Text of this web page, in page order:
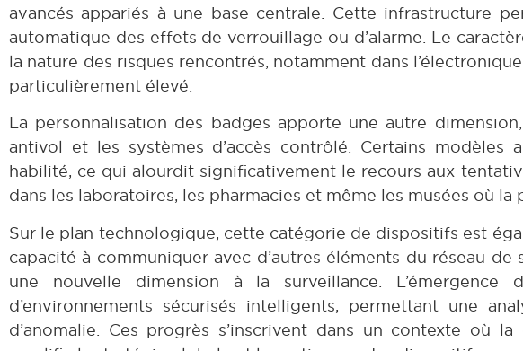
avancés appariés à une base centrale. Cette infrastructure
automatique des effets de verrouillage ou d’alarme. Le
la nature des risques rencontrés, notamment dans
particulièrement élevé.
La personnalisation des badges apporte une autre
antivol et les systèmes d’accès contrôlé. Certains
habilité, ce qui alourdit significativement le recours aux
dans les laboratoires, les pharmacies et même les musées où
Sur le plan technologique, cette catégorie de dispositifs est
capacité à communiquer avec d’autres éléments du réseau
une nouvelle dimension à la surveillance.
d’environnements sécurisés intelligents, permettant une
d’anomalie. Ces progrès s’inscrivent dans un contexte où